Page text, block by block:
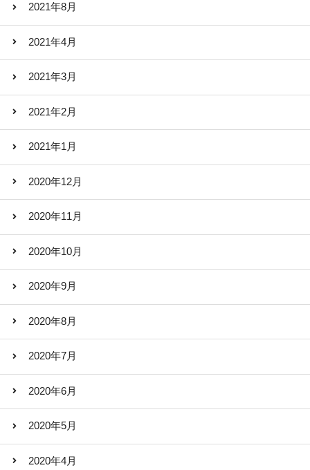
2021年8月
2021年4月
2021年3月
2021年2月
2021年1月
2020年12月
2020年11月
2020年10月
2020年9月
2020年8月
2020年7月
2020年6月
2020年5月
2020年4月